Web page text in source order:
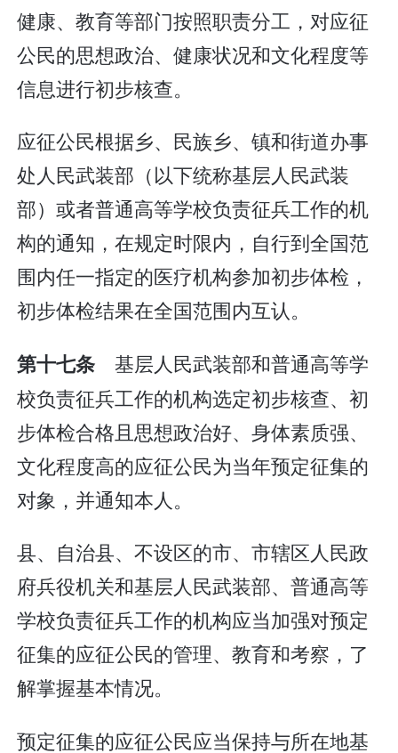
健康、教育等部门按照职责分工，对应征
公民的思想政治、健康状况和文化程度等
信息进行初步核查。
应征公民根据乡、民族乡、镇和街道办事
处人民武装部（以下统称基层人民武装
部）或者普通高等学校负责征兵工作的机
构的通知，在规定时限内，自行到全国范
围内任一指定的医疗机构参加初步体检，
初步体检结果在全国范围内互认。
第十七条 基层人民武装部和普通高等学
校负责征兵工作的机构选定初步核查、初
步体检合格且思想政治好、身体素质强、
文化程度高的应征公民为当年预定征集的
对象，并通知本人。
县、自治县、不设区的市、市辖区人民政
府兵役机关和基层人民武装部、普通高等
学校负责征兵工作的机构应当加强对预定
征集的应征公民的管理、教育和考察，了
解掌握基本情况。
预定征集的应征公民应当保持与所在地基